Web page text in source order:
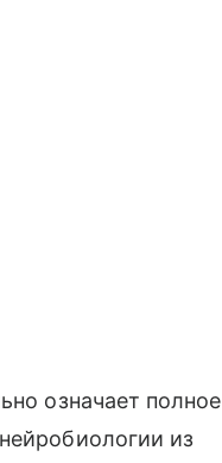
означает полное
из